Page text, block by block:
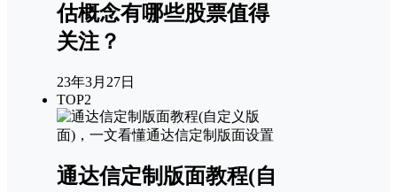
估概念有哪些股票值得
关注？
23年3月27日
TOP2
通达信定制版面教程(自